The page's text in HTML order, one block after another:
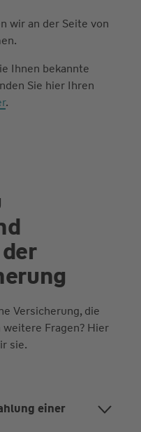
wir an der Seite von
Ihnen bekannte
Sie hier Ihren
.
Versicherung, die
weitere Fragen? Hier
sie.
einer